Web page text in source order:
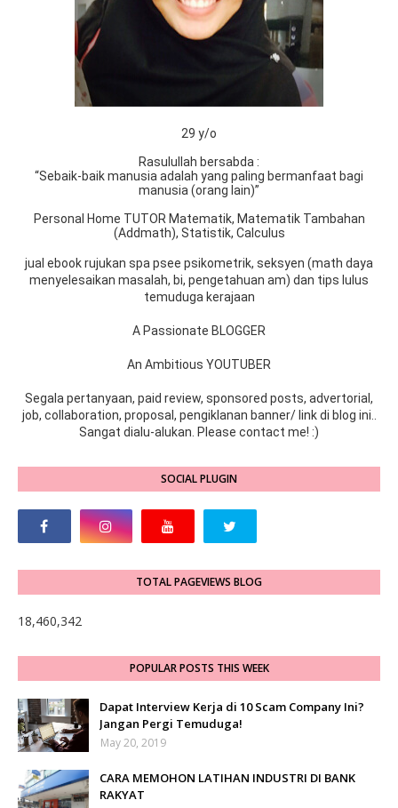
29 y/o
Rasulullah bersabda :
“Sebaik-baik manusia adalah yang paling bermanfaat bagi
manusia (orang lain)”
Personal Home TUTOR Matematik, Matematik Tambahan
(Addmath), Statistik, Calculus
jual ebook rujukan spa psee psikometrik, seksyen (math daya
menyelesaikan masalah, bi, pengetahuan am) dan tips lulus
temuduga kerajaan
A Passionate BLOGGER
An Ambitious YOUTUBER
Segala pertanyaan, paid review, sponsored posts, advertorial,
job, collaboration, proposal, pengiklanan banner/ link di blog ini..
Sangat dialu-alukan. Please contact me! :)
SOCIAL PLUGIN
TOTAL PAGEVIEWS BLOG
18,460,342
POPULAR POSTS THIS WEEK
Dapat Interview Kerja di 10 Scam Company Ini?
Jangan Pergi Temuduga!
May 20, 2019
CARA MEMOHON LATIHAN INDUSTRI DI BANK
RAKYAT